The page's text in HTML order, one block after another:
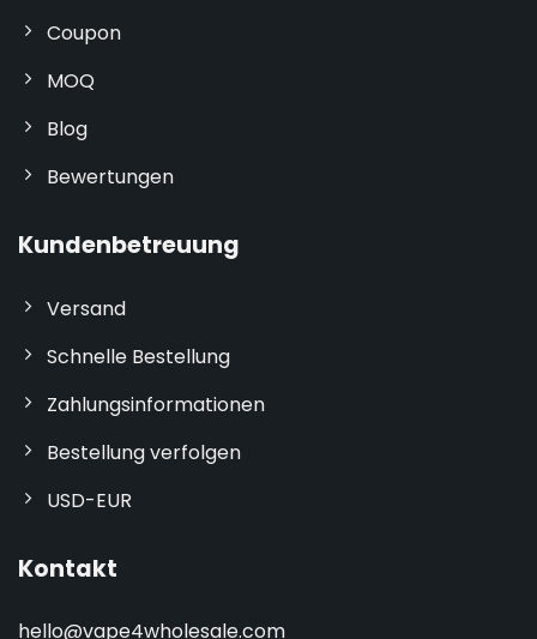
Coupon
MOQ
Blog
Bewertungen
Kundenbetreuung
Versand
Schnelle Bestellung
Zahlungsinformationen
Bestellung verfolgen
USD-EUR
Kontakt
hello@vape4wholesale.com